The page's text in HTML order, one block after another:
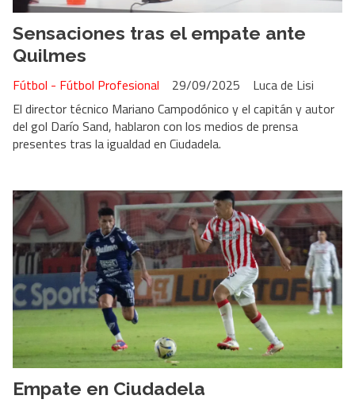
Sensaciones tras el empate ante
Quilmes
Luca de Lisi
Fútbol - Fútbol Profesional
29/09/2025
El director técnico Mariano Campodónico y el capitán y autor
del gol Darío Sand, hablaron con los medios de prensa
presentes tras la igualdad en Ciudadela.
Empate en Ciudadela